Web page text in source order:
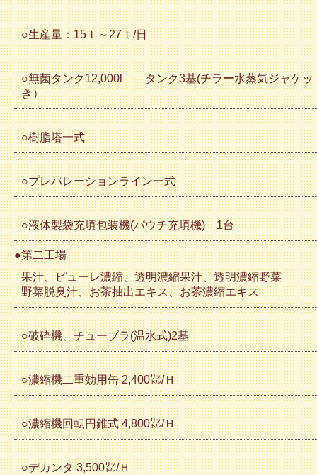
○生産量：15ｔ～27ｔ/日
○無菌タンク12,000l タンク3基(チラー水蒸気ジャケッ
き）
○樹脂塔一式
○プレパレーションライン一式
○液体製袋充填包装機(パウチ充填機) 1台
●第二工場
果汁、ピューレ濃縮、透明濃縮果汁、透明濃縮野菜
野菜脱臭汁、お茶抽出エキス、お茶濃縮エキス
○破砕機、チューブラ(温水式)2基
○濃縮機二重効用缶 2,400㍑/Ｈ
○濃縮機回転円錐式 4,800㍑/Ｈ
○デカンタ 3,500㍑/Ｈ